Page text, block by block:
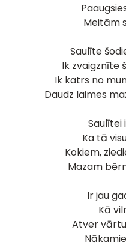
Meitām
Saulīte
Ik zvaigznīte
Ik katrs no
Daudz laimes
Saulītei
Ka tā
Kokiem,
Mazam
Ir jau
Kā
Atver